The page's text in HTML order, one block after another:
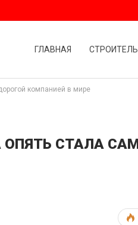
ГЛАВНАЯ
компанией в мире
ОПЯТЬ СТАЛА